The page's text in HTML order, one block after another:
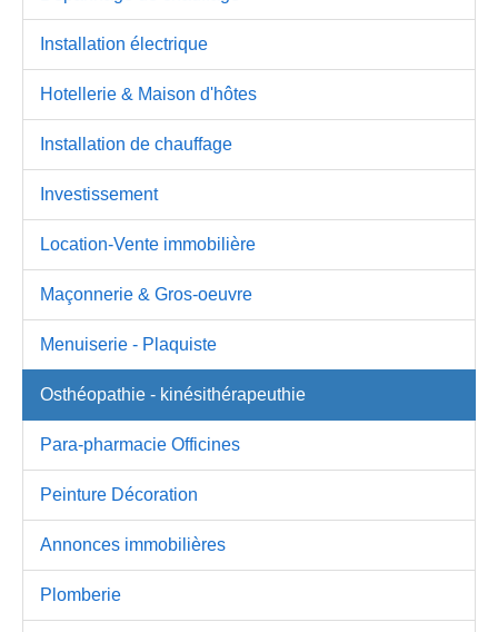
Installation électrique
Hotellerie & Maison d'hôtes
Installation de chauffage
Investissement
Location-Vente immobilière
Maçonnerie & Gros-oeuvre
Menuiserie - Plaquiste
Osthéopathie - kinésithérapeuthie
Para-pharmacie Officines
Peinture Décoration
Annonces immobilières
Plomberie